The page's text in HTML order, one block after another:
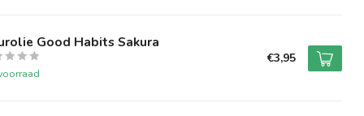
Good Habits Sakura
€3,95